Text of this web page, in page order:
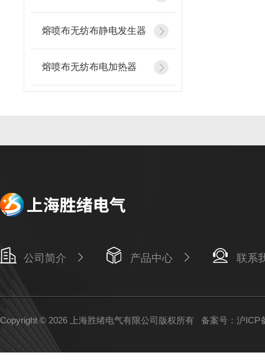
熔喷布无纺布静电发生器
熔喷布无纺布电加热器
公司简介 产品中心 联系
Copyright © 2026 上海胜绪电气有限公司版权所有 备案号：沪ICP